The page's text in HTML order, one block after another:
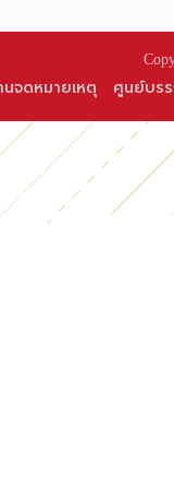
นจดหมายเหตุ ศูนย์บร